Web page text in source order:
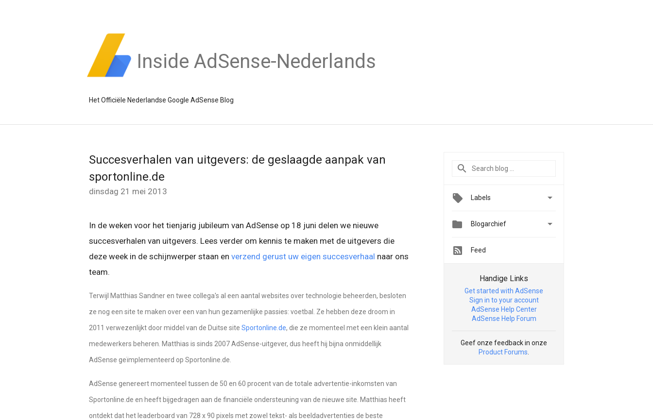
Inside AdSense-Nederlands
Het Officiële Nederlandse Google AdSense Blog
Succesverhalen van uitgevers: de geslaagde aanpak van
sportonline.de
dinsdag 21 mei 2013
In de weken voor het tienjarig jubileum van AdSense op 18 juni delen we nieuwe
succesverhalen van uitgevers. Lees verder om kennis te maken met de uitgevers die
deze week in de schijnwerper staan en verzend gerust uw eigen succesverhaal naar ons
team.
Terwijl Matthias Sandner en twee collega's al een aantal websites over technologie beheerden, besloten
ze nog een site te maken over een van hun gezamenlijke passies: voetbal. Ze hebben deze droom in
2011 verwezenlijkt door middel van de Duitse site Sportonline.de, die ze momenteel met een klein aantal
medewerkers beheren. Matthias is sinds 2007 AdSense-uitgever, dus heeft hij bijna onmiddellijk
AdSense geïmplementeerd op Sportonline.de.
AdSense genereert momenteel tussen de 50 en 60 procent van de totale advertentie-inkomsten van
Sportonline.de en heeft bijgedragen aan de financiële ondersteuning van de nieuwe site. Matthias heeft
ontdekt dat het leaderboard van 728 x 90 pixels met zowel tekst- als beeldadvertenties de beste
Labels 
 Blogarchief 
Feed
Handige Links
Get started with AdSense
Sign in to your account
AdSense Help Center
AdSense Help Forum
Geef onze feedback in onze
Product Forums